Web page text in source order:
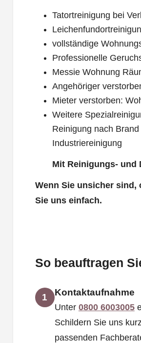
Tatortreinigung bei
vollständige
Professionelle
Messie Wohnung
Angehöriger
Mieter verstorben:
Weitere
Reinigung nach
Industriereinigung
Mit Reinigungs- und
Wenn Sie unsicher
Sie uns einfach.
So beauftragen
1 Kontaktaufnahme
Unter 0800 6003005
Schildern Sie uns
passenden